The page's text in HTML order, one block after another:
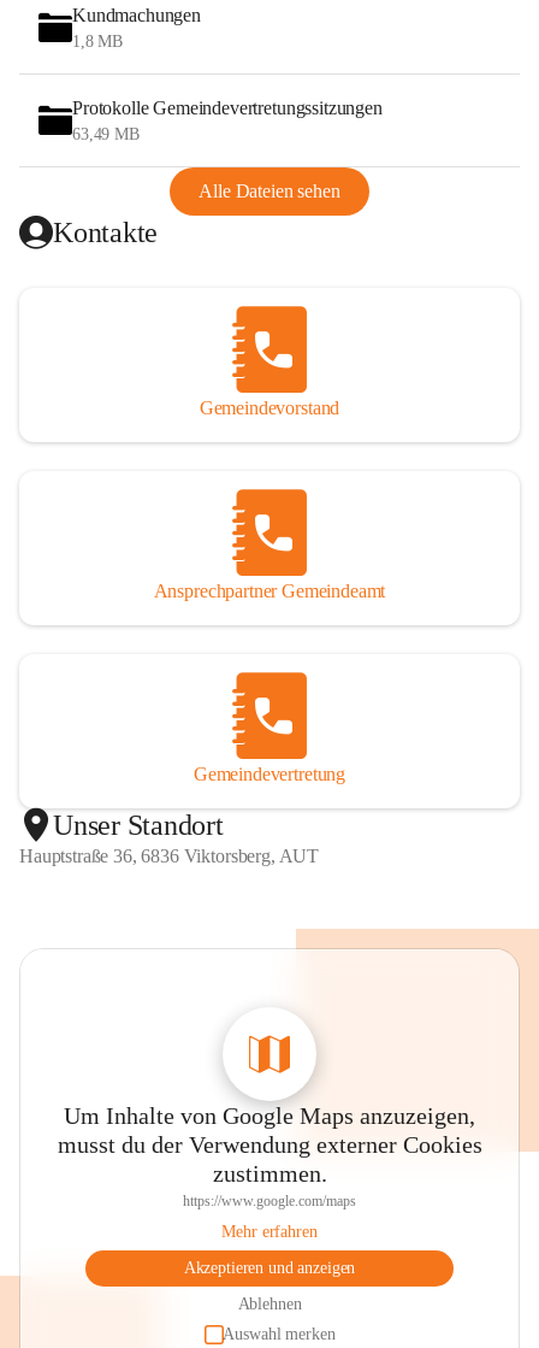
Kundmachungen
1,8 MB
Protokolle Gemeindevertretungssitzungen
63,49 MB
Alle Dateien sehen
Kontakte
Gemeindevorstand
Ansprechpartner Gemeindeamt
Gemeindevertretung
Unser Standort
Hauptstraße 36, 6836 Viktorsberg, AUT
Um Inhalte von Google Maps anzuzeigen,
musst du der Verwendung externer Cookies
zustimmen.
https://www.google.com/maps
Mehr erfahren
Akzeptieren und anzeigen
Ablehnen
Auswahl merken